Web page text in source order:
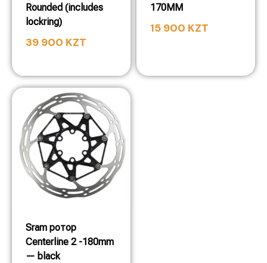
Rounded (includes
lockring)
39 900 KZT
170MM
15 900 KZT
Sram ротор
Centerline 2 -180mm
— black